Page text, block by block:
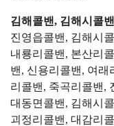
김해콜밴, 김해시콜
진영읍콜밴, 김해시
내룡리콜밴, 본산리
밴, 신용리콜밴, 여래
리콜밴, 죽곡리콜밴,
대동면콜밴, 김해시
괴정리콜밴, 대감리